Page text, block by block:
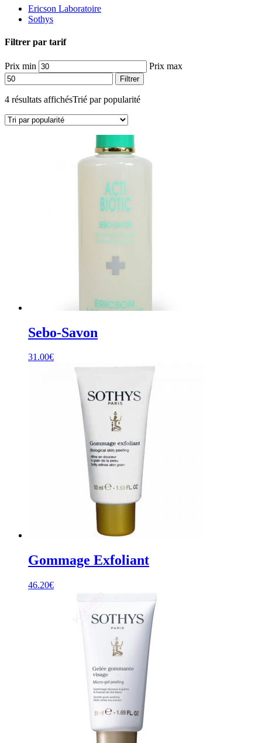
Ericson Laboratoire
Sothys
Filtrer par tarif
Prix min Prix max
Filtrer
4 résultats affichésTrié par popularité
Sebo-Savon
31.00€
Gommage Exfoliant
46.20€